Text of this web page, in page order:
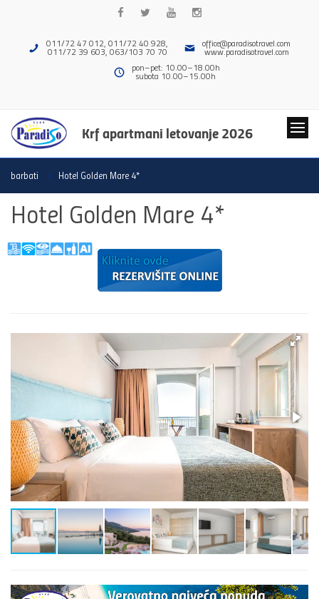
011/72 47 012, 011/72 40 928,
011/72 39 603, 063/103 70 70
office@paradisotravel.com
www.paradisotravel.com
pon–pet: 10.00–18.00h
subota 10.00–15.00h
Krf apartmani letovanje 2026
barbati Hotel Golden Mare 4*
Hotel Golden Mare 4*